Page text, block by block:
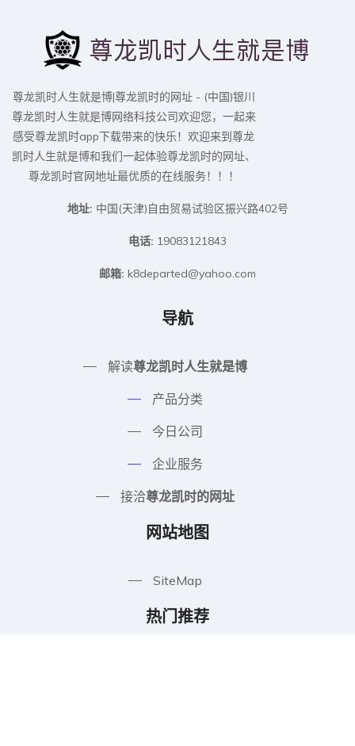
尊龙凯时人生就是博|尊龙凯时的网址 - (中国)银川
尊龙凯时人生就是博网络科技公司欢迎您，一起来
感受尊龙凯时app下载带来的快乐！欢迎来到尊龙
凯时人生就是博和我们一起体验尊龙凯时的网址、
尊龙凯时官网地址最优质的在线服务！！！
地址: 中国(天津)自由贸易试验区振兴路402号
电话: 19083121843
邮箱: k8departed@yahoo.com
导航
解读尊龙凯时人生就是博
产品分类
今日公司
企业服务
接洽尊龙凯时的网址
网站地图
SiteMap
热门推荐